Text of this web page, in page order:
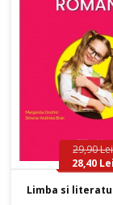
29,90 Lei
28,40 Lei
Limba si